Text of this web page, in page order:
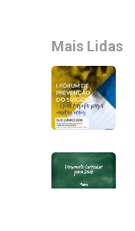
Mais Lidas